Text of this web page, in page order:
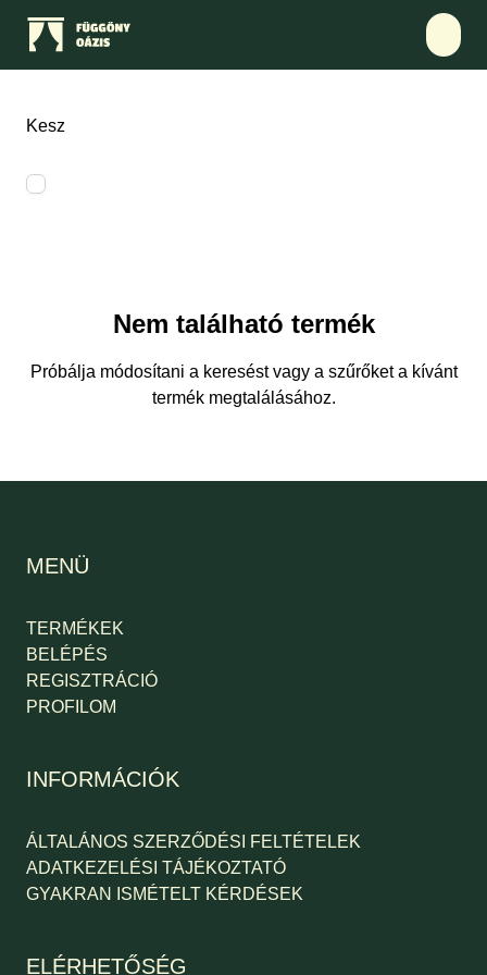
Kesz
Nem található termék
Próbálja módosítani a keresést vagy a szűrőket a kívánt
termék megtalálásához.
MENÜ
TERMÉKEK
BELÉPÉS
REGISZTRÁCIÓ
PROFILOM
INFORMÁCIÓK
ÁLTALÁNOS SZERZŐDÉSI FELTÉTELEK
ADATKEZELÉSI TÁJÉKOZTATÓ
GYAKRAN ISMÉTELT KÉRDÉSEK
ELÉRHETŐSÉG